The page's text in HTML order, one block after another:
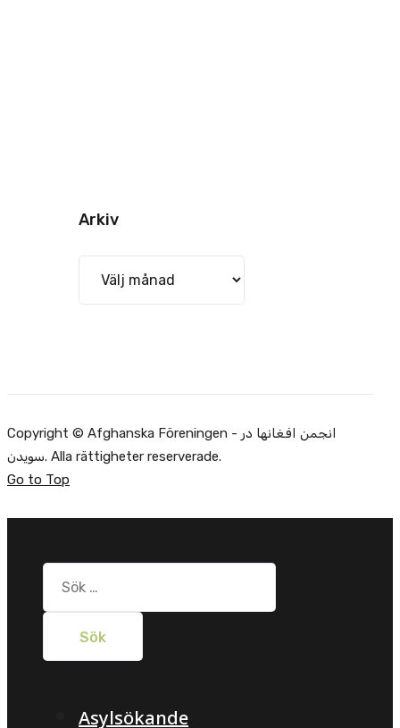
Arkiv
Copyright © Afghanska Föreningen - انجمن افغانها در
سویدن. Alla rättigheter reserverade.
Go to Top
Sök
efter:
Asylsökande